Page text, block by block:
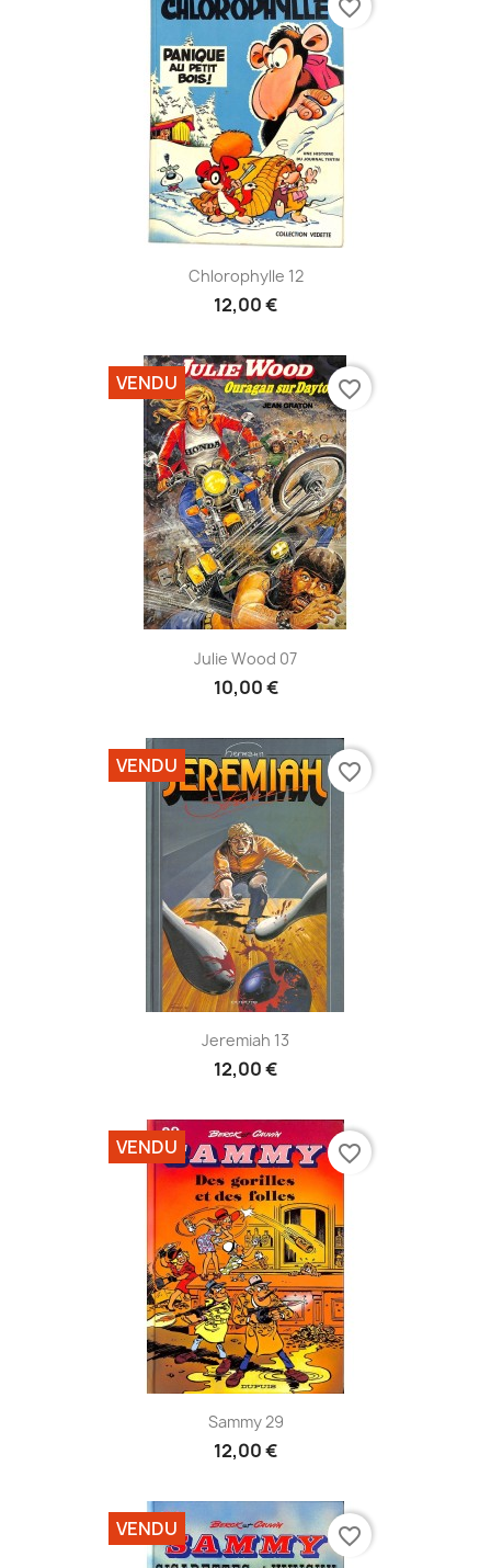
Chlorophylle 12
12,00 €
favorite_border
Julie Wood 07
10,00 €
VENDU favorite_border
Jeremiah 13
12,00 €
VENDU favorite_border
Sammy 29
12,00 €
VENDU favorite_border
VENDU favorite_border